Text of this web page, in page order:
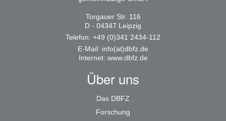
Torgauer Str. 116
D - 04347 Leipzig
Telefon: +49 (0)341 2434-112
E-Mail: info(at)dbfz.de
Internet: www.dbfz.de
Über uns
Das DBFZ
Forschung